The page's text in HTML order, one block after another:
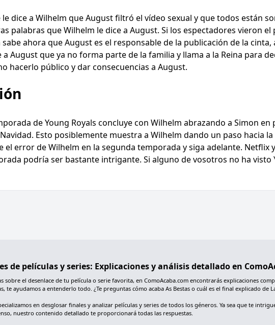
le dice a Wilhelm que August filtró el vídeo sexual y que todos están
palabras que Wilhelm le dice a August. Si los espectadores vieron
sabe ahora que August es el responsable de la publicación de la
a August que ya no forma parte de la familia y llama a la Reina para
hacerlo público y dar consecuencias a August.
de Young Royals concluye con Wilhelm abrazando a Simon
Esto posiblemente muestra a Wilhelm dando un paso hacia
el error de Wilhelm en la segunda temporada y siga adelante.
podría ser bastante intrigante. Si alguno de vosotros no ha
de películas y series: Explicaciones y análisis detallado en
sobre el desenlace de tu película o serie favorita, en ComoAcaba.com encontrarás explicaciones
te ayudamos a entenderlo todo. ¿Te preguntas cómo acaba As Bestas o cuál es el final explicado de
en desglosar finales y analizar películas y series de todos los géneros. Ya sea que te
nuestro contenido detallado te proporcionará todas las respuestas.